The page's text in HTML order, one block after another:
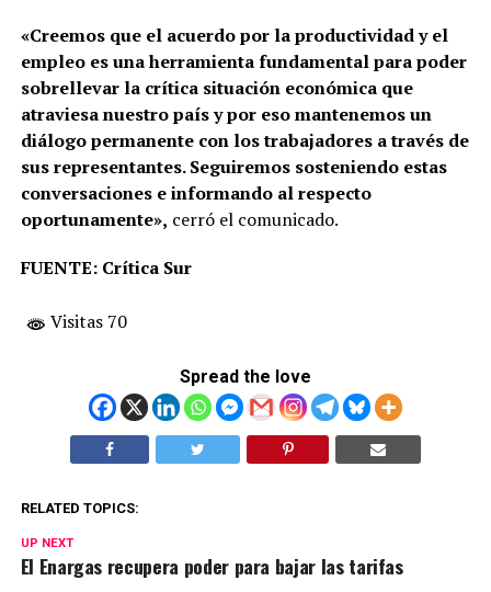
«Creemos que el acuerdo por la productividad y el
empleo es una herramienta fundamental para poder
sobrellevar la crítica situación económica que
atraviesa nuestro país y por eso mantenemos un
diálogo permanente con los trabajadores a través de
sus representantes. Seguiremos sosteniendo estas
conversaciones e informando al respecto
oportunamente», cerró el comunicado.
FUENTE: Crítica Sur
Visitas 70
Spread the love
RELATED TOPICS:
UP NEXT
El Enargas recupera poder para bajar las tarifas